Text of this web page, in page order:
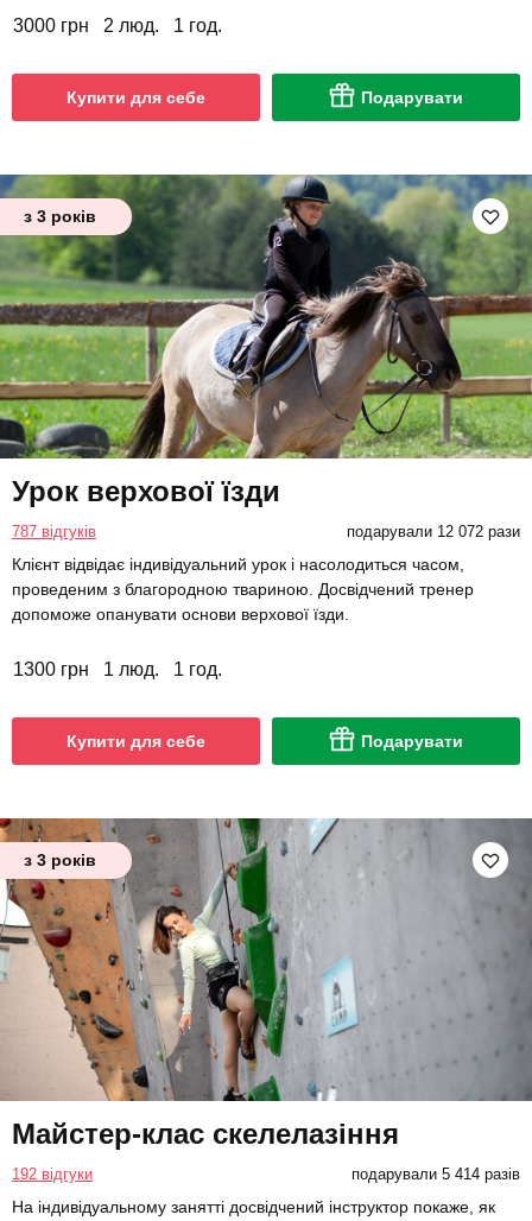
3000 грн 2 люд. 1 год.
Купити для себе Подарувати
з 3 років
Урок верхової їзди
787 відгуків подарували 12 072 рази
Клієнт відвідає індивідуальний урок і насолодиться часом,
проведеним з благородною твариною. Досвідчений тренер
допоможе опанувати основи верхової їзди.
1300 грн 1 люд. 1 год.
Купити для себе Подарувати
з 3 років
Майстер-клас скелелазіння
192 відгуки подарували 5 414 разів
На індивідуальному занятті досвідчений інструктор покаже, як